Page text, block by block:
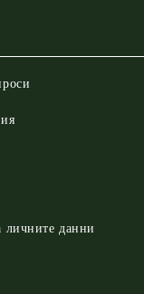
личните данни